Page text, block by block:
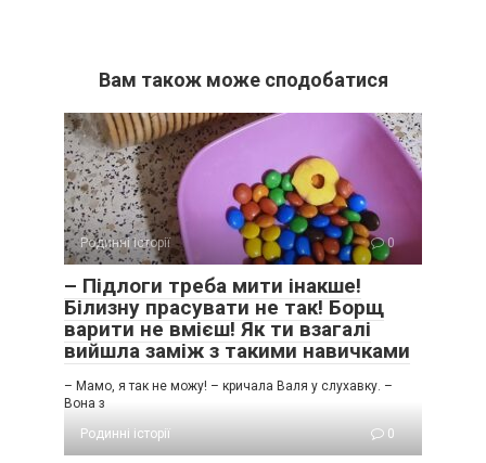
Вам також може сподобатися
Родинні історії 0
– Підлоги треба мити інакше!
Білизну прасувати не так! Борщ
варити не вмієш! Як ти взагалі
вийшла заміж з такими навичками
– Мамо, я так не можу! – кричала Валя у слухавку. –
Вона з
Родинні історії
0